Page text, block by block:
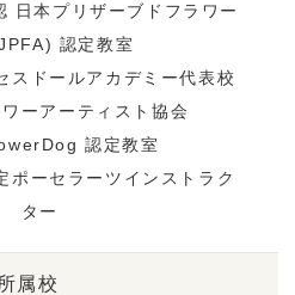
日本プリザーブドフラワー
認定教室
スドールアカデミー代表校
ーアーティスト協会
認定教室
ポーセラーツインストラク
ター
所属校